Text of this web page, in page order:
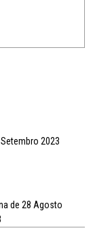
2023
de 28 Agosto